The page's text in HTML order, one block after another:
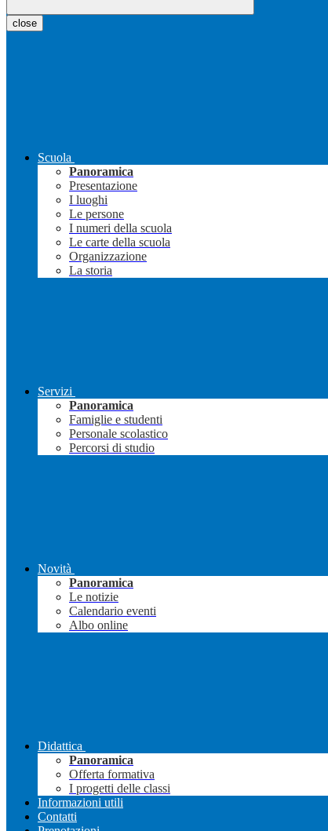
close
Scuola
Panoramica
Presentazione
I luoghi
Le persone
I numeri della scuola
Le carte della scuola
Organizzazione
La storia
Servizi
Panoramica
Famiglie e studenti
Personale scolastico
Percorsi di studio
Novità
Panoramica
Le notizie
Calendario eventi
Albo online
Didattica
Panoramica
Offerta formativa
I progetti delle classi
Informazioni utili
Contatti